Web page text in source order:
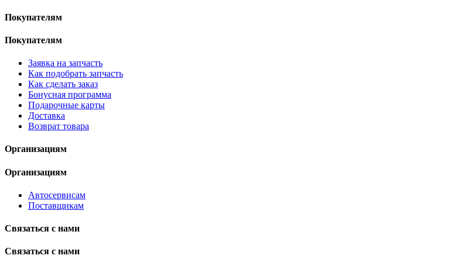
Покупателям
Покупателям
Заявка на запчасть
Как подобрать запчасть
Как сделать заказ
Бонусная программа
Подарочные карты
Доставка
Возврат товара
Организациям
Организациям
Автосервисам
Поставщикам
Связаться с нами
Связаться с нами